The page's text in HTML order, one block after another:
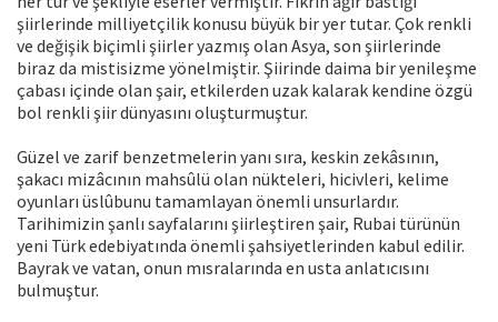
şiirlerinde milliyetçilik konusu büyük bir yer tutar. Çok renkli
ve değişik biçimli şiirler yazmış olan Asya, son şiirlerinde
biraz da mistisizme yönelmiştir. Şiirinde daima bir yenileşme
çabası içinde olan şair, etkilerden uzak kalarak kendine özgü
bol renkli şiir dünyasını oluşturmuştur.
Güzel ve zarif benzetmelerin yanı sıra, keskin zekâsının,
şakacı mizâcının mahsûlü olan nükteleri, hicivleri, kelime
oyunları üslûbunu tamamlayan önemli unsurlardır.
Tarihimizin şanlı sayfalarını şiirleştiren şair, Rubai türünün
yeni Türk edebiyatında önemli şahsiyetlerinden kabul edilir.
Bayrak ve vatan, onun mısralarında en usta anlatıcısını
bulmuştur.